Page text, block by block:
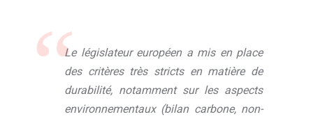
Le législateur européen a mis en place
des critères très stricts en matière de
durabilité, notamment sur les aspects
environnementaux (bilan carbone, non-